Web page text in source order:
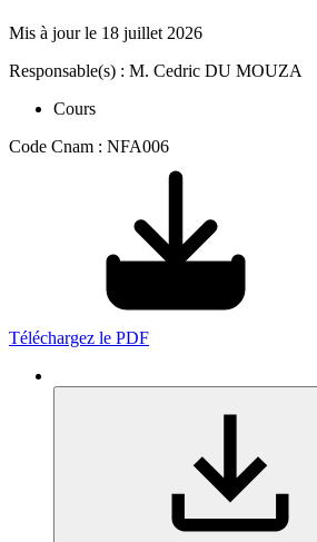
Mis à jour le 18 juillet 2026
Responsable(s) : M. Cedric DU MOUZA
Cours
Code Cnam : NFA006
Téléchargez le PDF